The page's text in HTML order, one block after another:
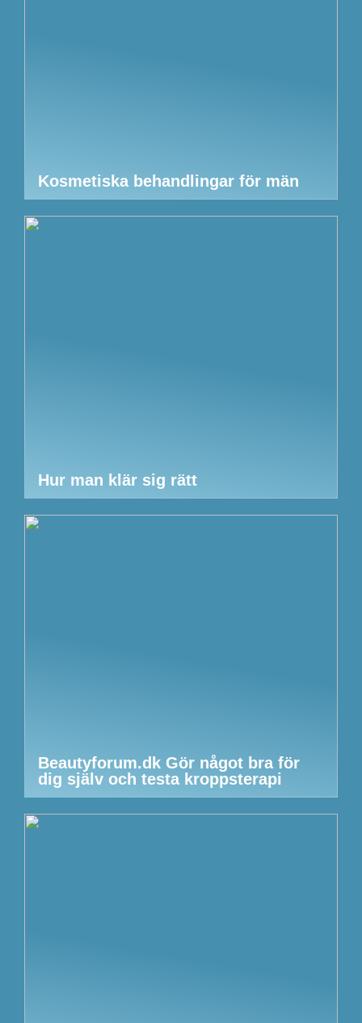
Kosmetiska behandlingar för män
Hur man klär sig rätt
Beautyforum.dk Gör något bra för
dig själv och testa kroppsterapi